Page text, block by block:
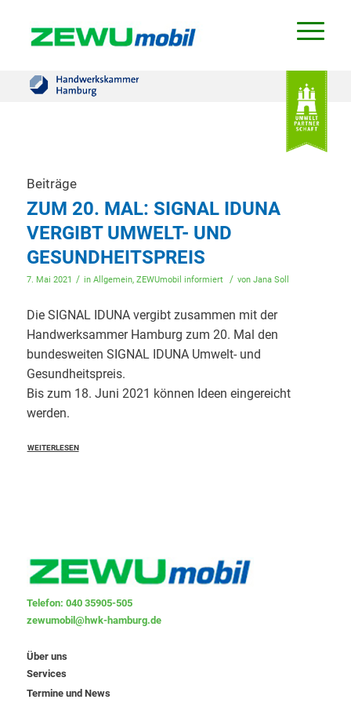
Beiträge
ZUM 20. MAL: SIGNAL IDUNA
VERGIBT UMWELT- UND
GESUNDHEITSPREIS
7. Mai 2021 / in Allgemein, ZEWUmobil informiert / von Jana Soll
Die SIGNAL IDUNA vergibt zusammen mit der
Handwerksammer Hamburg zum 20. Mal den
bundesweiten SIGNAL IDUNA Umwelt- und
Gesundheitspreis.
Bis zum 18. Juni 2021 können Ideen eingereicht
werden.
WEITERLESEN
Telefon: 040 35905-505
zewumobil@hwk-hamburg.de
Über uns
Services
Termine und News